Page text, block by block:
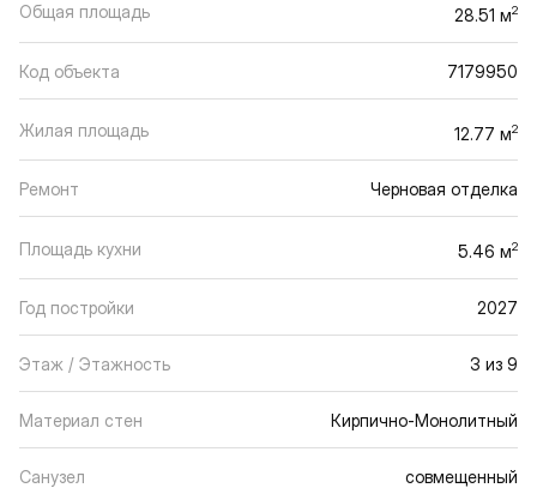
Общая площадь 28.51 м2
Код объекта 7179950
Жилая площадь 12.77 м2
Ремонт Черновая отделка
Площадь кухни 5.46 м2
Год постройки 2027
Этаж / Этажность 3 из 9
Материал стен Кирпично-Монолитный
Санузел совмещенный